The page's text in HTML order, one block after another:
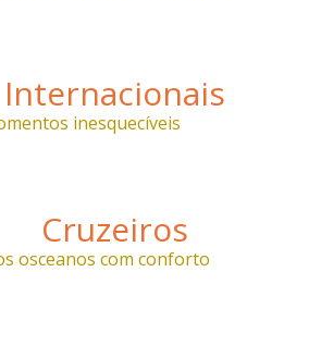
Internacionais
inesquecíveis
Cruzeiros
osceanos com conforto